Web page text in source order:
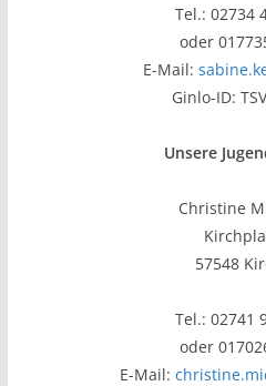
Tel.: 02734
oder
E-Mail:
Ginlo-ID:
Unsere
Christine
57548
Tel.: 02741
oder
E-Mail: